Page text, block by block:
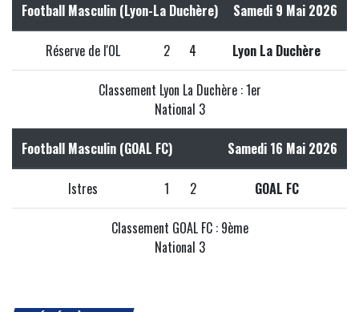
Football Masculin (Lyon-La Duchère) Samedi 9 Mai 2026
Réserve de l'OL 2 4 Lyon La Duchère
Classement Lyon La Duchère : 1er
National 3
Football Masculin (GOAL FC) Samedi 16 Mai 2026
Istres 1 2 GOAL FC
Classement GOAL FC : 9ème
National 3